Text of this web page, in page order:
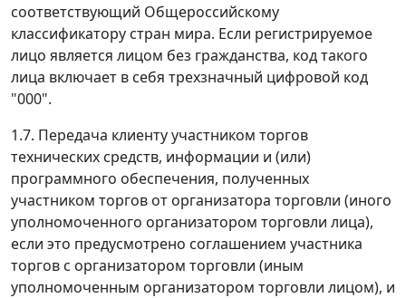
соответствующий Общероссийскому
классификатору стран мира. Если регистрируемое
лицо является лицом без гражданства, код такого
лица включает в себя трехзначный цифровой код
"000".
1.7. Передача клиенту участником торгов
технических средств, информации и (или)
программного обеспечения, полученных
участником торгов от организатора торговли (иного
уполномоченного организатором торговли лица),
если это предусмотрено соглашением участника
торгов с организатором торговли (иным
уполномоченным организатором торговли лицом), и